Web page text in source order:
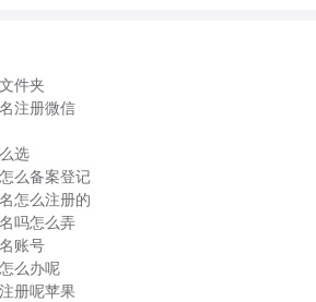
件夹
注册微信
选
么备案登记
怎么注册的
吗怎么弄
账号
么办呢
册呢苹果